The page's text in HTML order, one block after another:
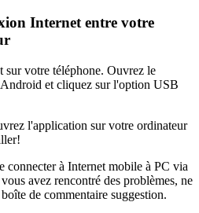
Internet entre votre
votre téléphone. Ouvrez le
et cliquez sur l'option USB
l'application sur votre ordinateur
connecter à Internet mobile à PC via
avez rencontré des problèmes, ne
de commentaire suggestion.